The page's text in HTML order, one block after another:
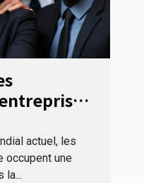
actuel, les
occupent une
la...